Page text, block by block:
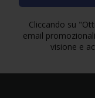
Cliccando su
email
visione e